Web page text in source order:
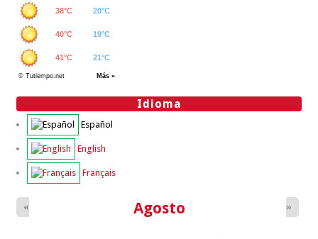
Idioma
Español
English
Français
Agosto
« »